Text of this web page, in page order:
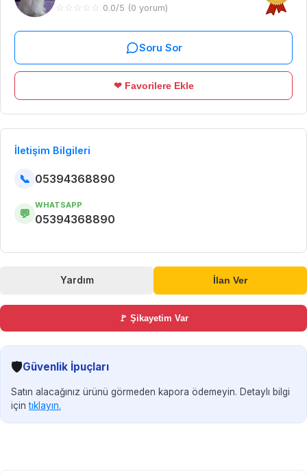
☆ ☆ ☆ ☆ ☆ 0.0/5 (0 yorum)
Soru Sor
❤ Favorilere Ekle
İletişim Bilgileri
📞 05394368890
💬
WHATSAPP
05394368890
Yardım İlan Ver
🚩 Şikayetim Var
🛡️Güvenlik İpuçları
Satın alacağınız ürünü görmeden kapora ödemeyin. Detaylı bilgi
içintıklayın.